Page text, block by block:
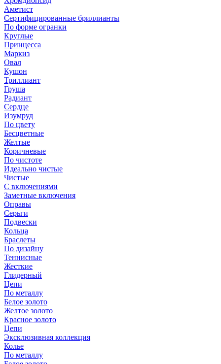
Аметист
Сертифицированные бриллианты
По форме огранки
Круглые
Принцесса
Маркиз
Овал
Кушон
Триллиант
Груша
Радиант
Сердце
Изумруд
По цвету
Бесцветные
Желтые
Коричневые
По чистоте
Идеально чистые
Чистые
С включениями
Заметные включения
Оправы
Серьги
Подвески
Кольца
Браслеты
По дизайну
Теннисные
Жесткие
Глидерный
Цепи
По металлу
Белое золото
Желтое золото
Красное золото
Цепи
Эксклюзивная коллекция
Колье
По металлу